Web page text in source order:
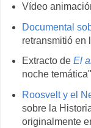
Vídeo
Documental
retransmitió en
Extracto de El
noche
Roosvelt y el
sobre la
originalmente